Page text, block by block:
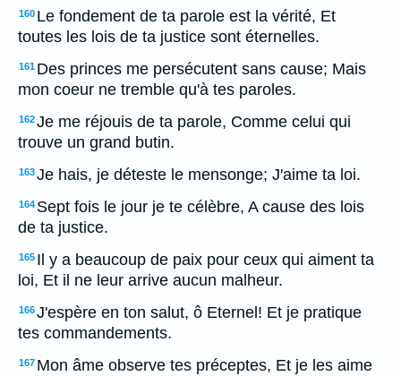
160 Le fondement de ta parole est la vérité, Et
toutes les lois de ta justice sont éternelles.
161 Des princes me persécutent sans cause; Mais
mon coeur ne tremble qu'à tes paroles.
162Je me réjouis de ta parole, Comme celui qui
trouve un grand butin.
163Je hais, je déteste le mensonge; J'aime ta loi.
164 Sept fois le jour je te célèbre, A cause des lois
de ta justice.
165 Il y a beaucoup de paix pour ceux qui aiment ta
loi, Et il ne leur arrive aucun malheur.
166J'espère en ton salut, ô Eternel! Et je pratique
tes commandements.
167 Mon âme observe tes préceptes, Et je les aime